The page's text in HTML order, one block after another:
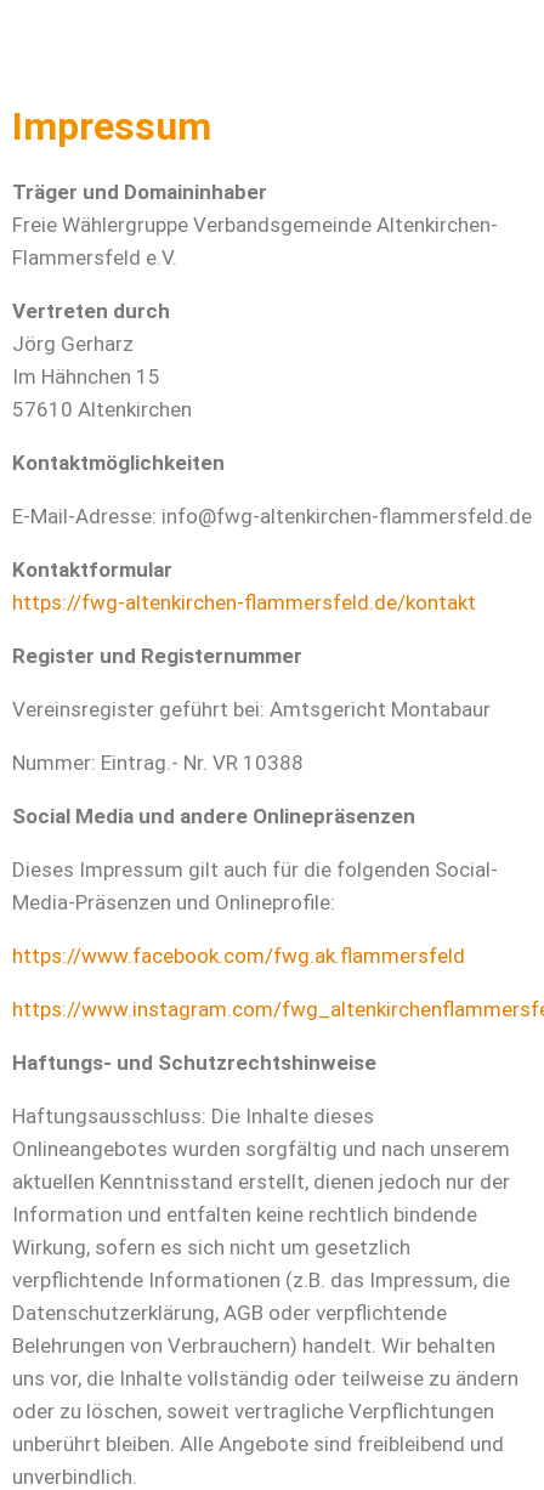
Impressum
Träger und Domaininhaber
Freie Wählergruppe Verbandsgemeinde Altenkirchen-
Flammersfeld e.V.
Vertreten durch
Jörg Gerharz
Im Hähnchen 15
57610 Altenkirchen
Kontaktmöglichkeiten
E-Mail-Adresse: info@fwg-altenkirchen-flammersfeld.de
Kontaktformular
https://fwg-altenkirchen-flammersfeld.de/kontakt
Register und Registernummer
Vereinsregister geführt bei: Amtsgericht Montabaur
Nummer: Eintrag.- Nr. VR 10388
Social Media und andere Onlinepräsenzen
Dieses Impressum gilt auch für die folgenden Social-
Media-Präsenzen und Onlineprofile:
https://www.facebook.com/fwg.ak.flammersfeld
https://www.instagram.com/
Haftungs- und Schutzrechtshinweise
Haftungsausschluss: Die Inhalte dieses
Onlineangebotes wurden sorgfältig und nach unserem
aktuellen Kenntnisstand erstellt, dienen jedoch nur der
Information und entfalten keine rechtlich bindende
Wirkung, sofern es sich nicht um gesetzlich
verpflichtende Informationen (z.B. das Impressum, die
Datenschutzerklärung, AGB oder verpflichtende
Belehrungen von Verbrauchern) handelt. Wir behalten
uns vor, die Inhalte vollständig oder teilweise zu ändern
oder zu löschen, soweit vertragliche Verpflichtungen
unberührt bleiben. Alle Angebote sind freibleibend und
unverbindlich.